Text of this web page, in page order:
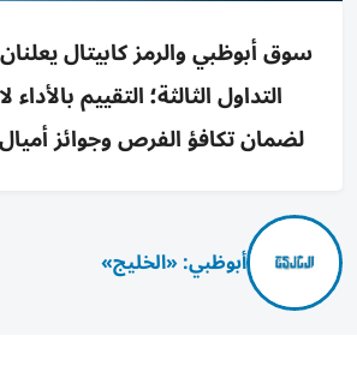
سوق أبوظبي والرمز كابيتال
التداول الثالثة؛ التقييم
لضمان تكافؤ الفرص وجوائز
أبوظبي: «الخليج»